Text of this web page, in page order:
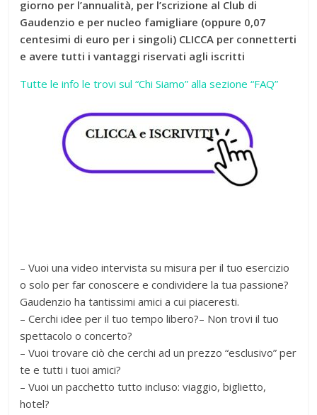
giorno per l’annualità, per l’scrizione al Club di
Gaudenzio e per nucleo famigliare (oppure 0,07
centesimi di euro per i singoli) CLICCA per connetterti
e avere tutti i vantaggi riservati agli iscritti
Tutte le info le trovi sul “Chi Siamo” alla sezione “FAQ”
– Vuoi una video intervista su misura per il tuo esercizio
o solo per far conoscere e condividere la tua passione?
Gaudenzio ha tantissimi amici a cui piaceresti.
– Cerchi idee per il tuo tempo libero?– Non trovi il tuo
spettacolo o concerto?
– Vuoi trovare ciò che cerchi ad un prezzo “esclusivo” per
te e tutti i tuoi amici?
– Vuoi un pacchetto tutto incluso: viaggio, biglietto,
hotel?